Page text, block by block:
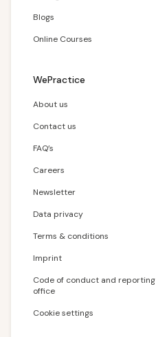
Blogs
Online Courses
WePractice
About us
Contact us
FAQ’s
Careers
Newsletter
Data privacy
Terms & conditions
Imprint
Code of conduct and reporting
office
Cookie settings